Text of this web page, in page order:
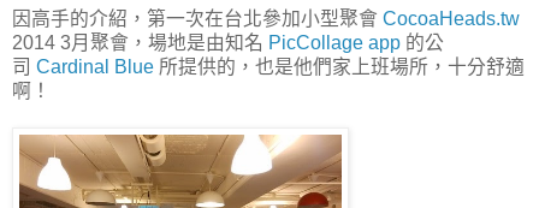
因高手的介紹，第一次在台北參加小型聚會 CocoaHeads.tw
2014 3月聚會，場地是由知名 PicCollage app 的公
司 Cardinal Blue 所提供的，也是他們家上班場所，十分舒適
啊！